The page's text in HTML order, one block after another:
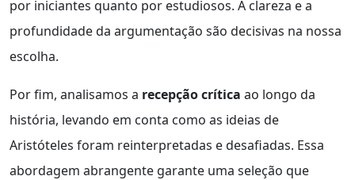
por iniciantes quanto por estudiosos. A clareza e a
profundidade da argumentação são decisivas na nossa
escolha.
Por fim, analisamos a recepção crítica ao longo da
história, levando em conta como as ideias de
Aristóteles foram reinterpretadas e desafiadas. Essa
abordagem abrangente garante uma seleção que